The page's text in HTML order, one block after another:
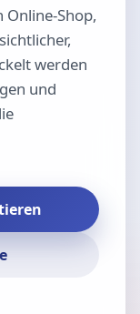
Shop,
werden
und